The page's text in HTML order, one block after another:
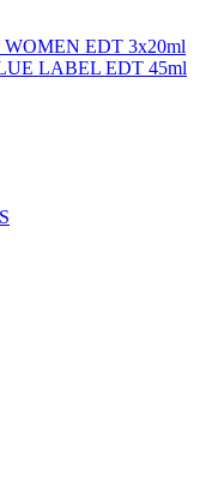
EDT 3x20ml
LABEL EDT 45ml